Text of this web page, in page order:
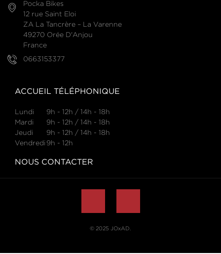
Pocka Bikes
12 rue Saint Eloi
ZA La Tancrère – La Varenne
49270 Orée D'Anjou
France
0663153377
ACCUEIL TÉLÉPHONIQUE
Lundi
9h - 12h / 14h - 18h
Mardi
9h - 12h / 14h - 18h
Jeudi
9h - 12h / 14h - 18h
Vendredi 9h - 12h
NOUS CONTACTER
© 2025 JOxAD